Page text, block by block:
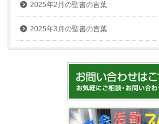
2025年2月の聖書の言葉
2025年3月の聖書の言葉